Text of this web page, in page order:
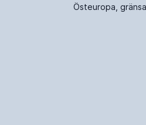
Östeuropa,